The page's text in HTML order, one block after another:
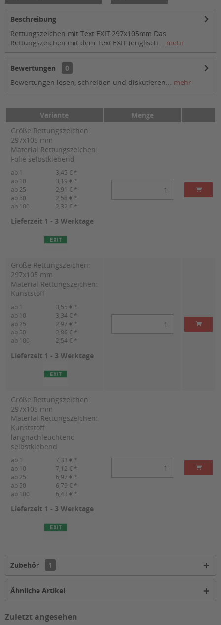
Beschreibung
Rettungszeichen mit Text EXIT 297x105mm Das
Rettungszeichen mit dem Text EXIT (englisch... mehr
Bewertungen
0
Bewertungen lesen, schreiben und diskutieren... mehr
Variante
Menge
Größe Rettungszeichen:
297x105 mm
Material Rettungszeichen:
Folie selbstklebend
ab 1
3,45 € *
ab 10
3,19 € *
ab 25
2,91 € *
ab 50
2,58 € *
ab 100
2,32 € *
Lieferzeit 1 - 3 Werktage
Größe Rettungszeichen:
297x105 mm
Material Rettungszeichen:
Kunststoff
ab 1
3,55 € *
ab 10
3,34 € *
ab 25
2,97 € *
ab 50
2,86 € *
ab 100
2,54 € *
Lieferzeit 1 - 3 Werktage
Größe Rettungszeichen:
297x105 mm
Material Rettungszeichen:
Kunststoff
langnachleuchtend
selbstklebend
ab 1
7,33 € *
ab 10
7,12 € *
ab 25
6,97 € *
ab 50
6,79 € *
ab 100
6,43 € *
Lieferzeit 1 - 3 Werktage
Zubehör 1
Ähnliche Artikel
Zuletzt angesehen